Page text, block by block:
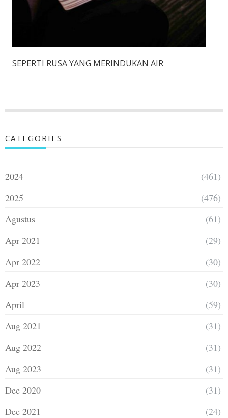
SEPERTI RUSA YANG MERINDUKAN AIR
CATEGORIES
2024
(461)
2025
(476)
Agustus
(61)
Apr 2021
(29)
Apr 2022
(30)
Apr 2023
(30)
April
(59)
Aug 2021
(31)
Aug 2022
(31)
Aug 2023
(31)
Dec 2020
(31)
Dec 2021
(24)